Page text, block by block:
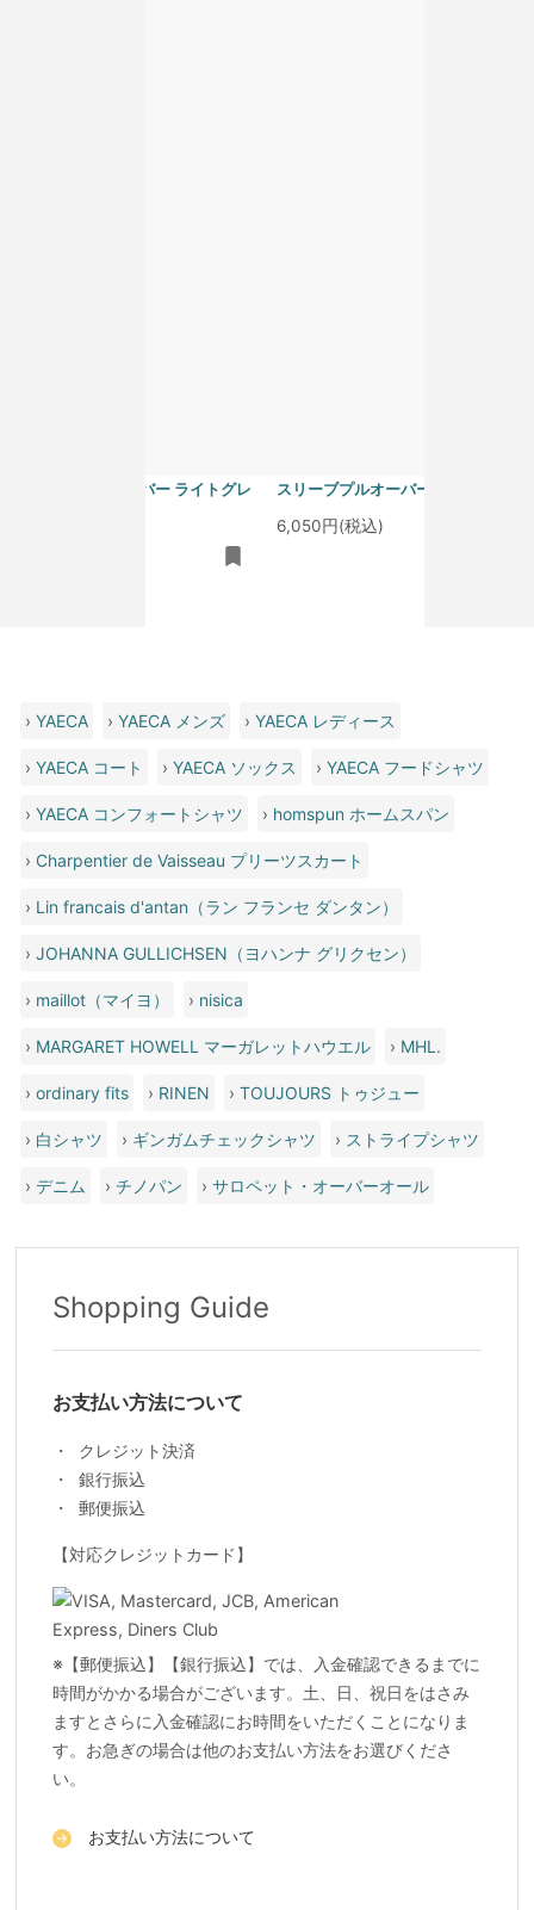
スリーブプルオーバー ライトグレ
スリーブプルオーバー サラシ
6,050円(税込)
›YAECA ›YAECA メンズ ›YAECA レディース
›YAECA コート ›YAECA ソックス ›YAECA フードシャツ
›YAECA コンフォートシャツ › homspun ホームスパン
› Charpentier de Vaisseau プリーツスカート
› Lin francais d'antan（ラン フランセ ダンタン）
›JOHANNA GULLICHSEN（ヨハンナ グリクセン）
› maillot（マイヨ） › nisica
› MARGARET HOWELL マーガレットハウエル › MHL.
›ordinary fits › RINEN ›TOUJOURS トゥジュー
› 白シャツ › ギンガムチェックシャツ › ストライプシャツ
›デニム ›チノパン ›サロペット・オーバーオール
Shopping Guide
お支払い方法について
クレジット決済
銀行振込
郵便振込
【対応クレジットカード】
※【郵便振込】【銀行振込】では、入金確認できるまでに
時間がかかる場合がございます。土、日、祝日をはさみ
ますとさらに入金確認にお時間をいただくことになりま
す。お急ぎの場合は他のお支払い方法をお選びくださ
い。
お支払い方法について